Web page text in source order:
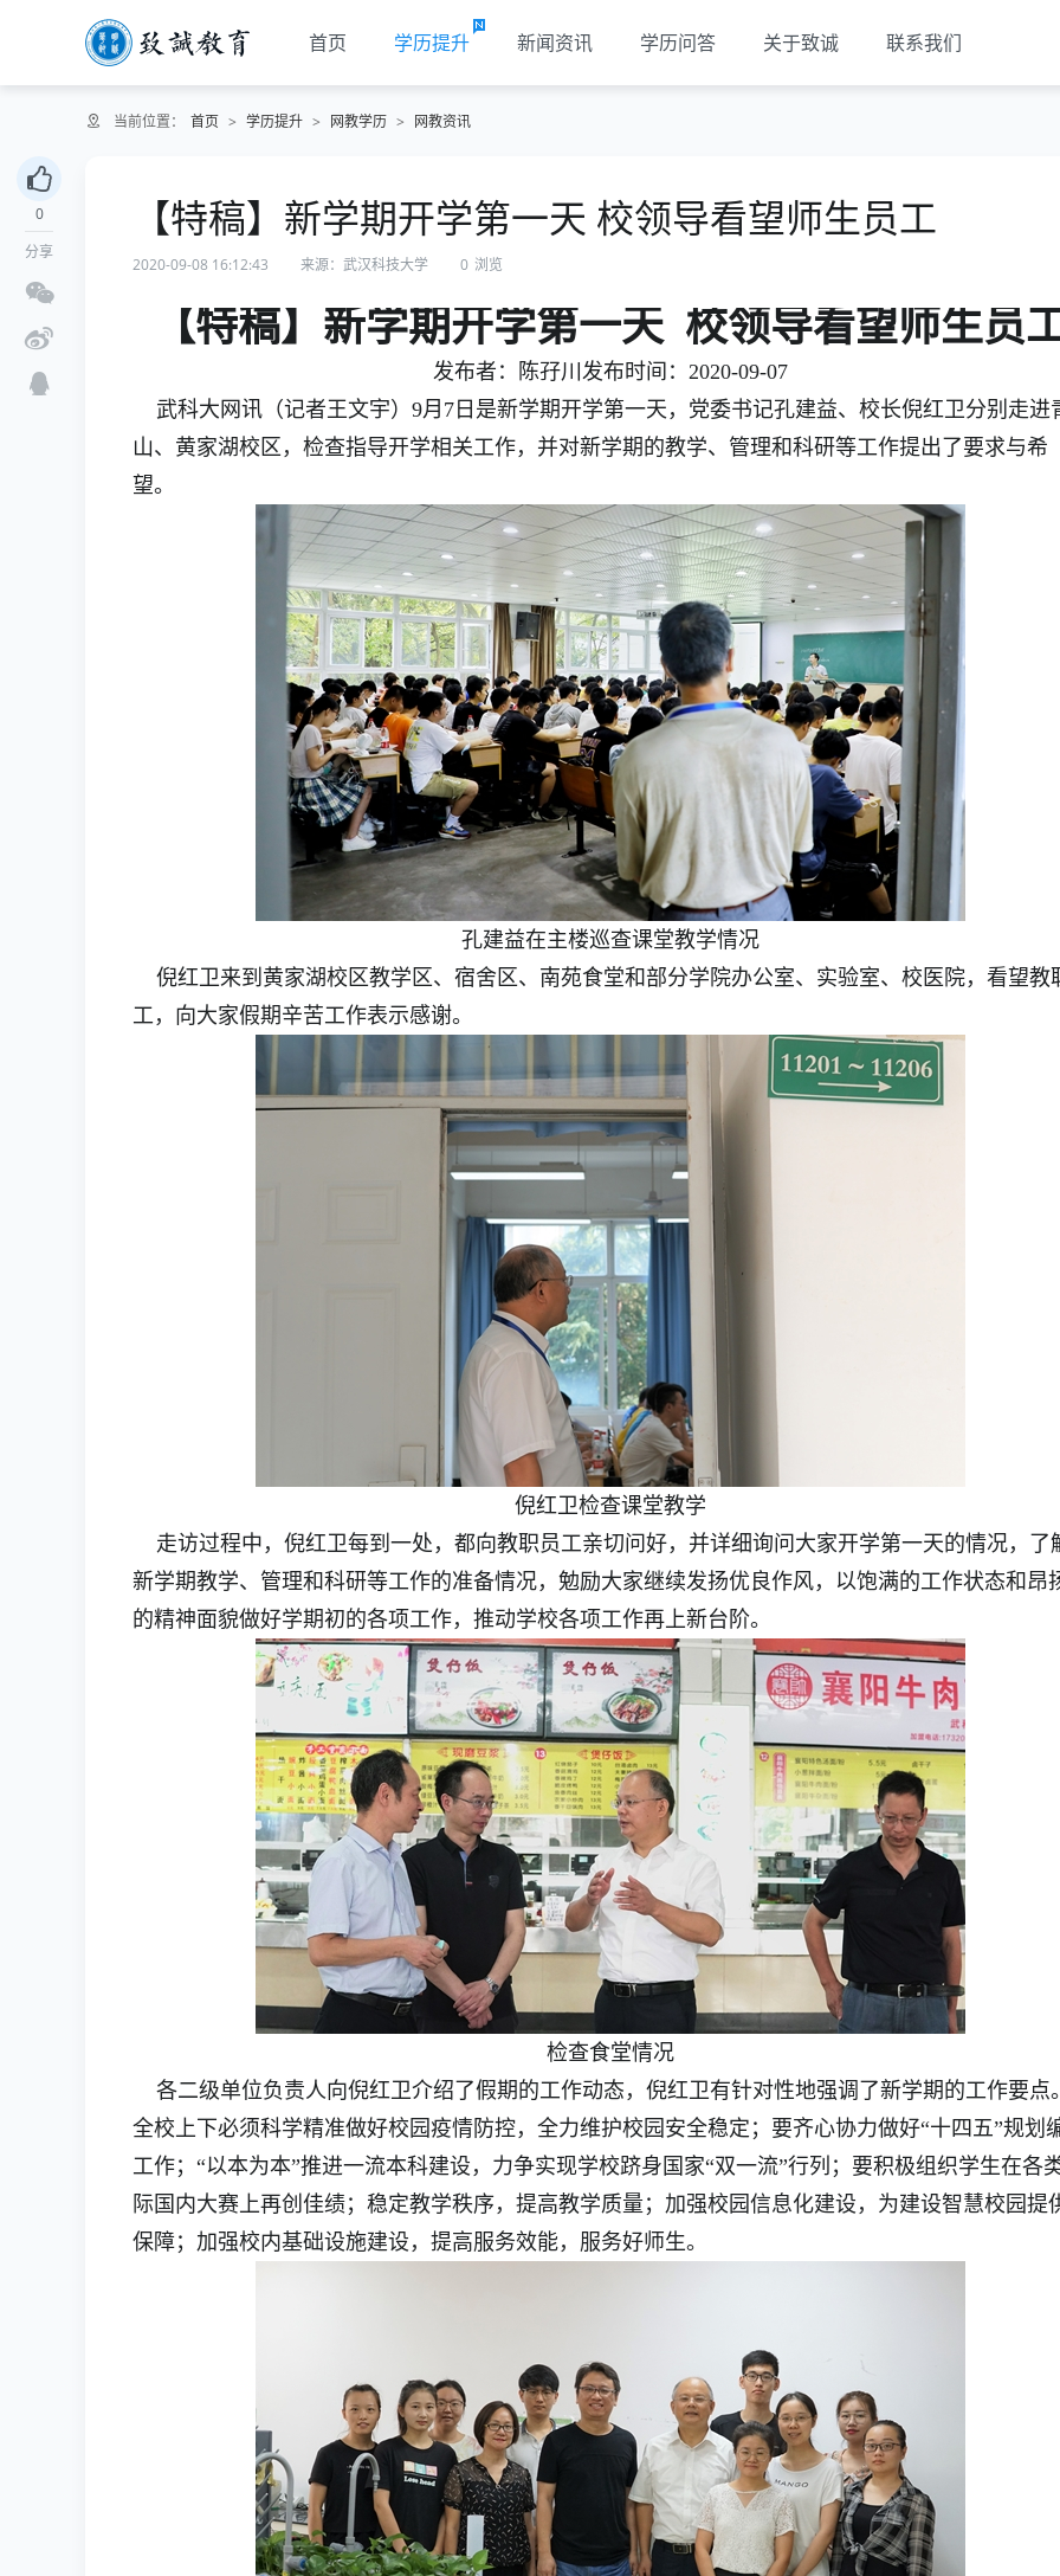
首页 学历提升 新闻资讯 学历问答 关于致诚 联系我们
当前位置： 首页 > 学历提升 > 网教学历 > 网教资讯
0
分享
【特稿】新学期开学第一天 校领导看望师生员工
2020-09-08 16:12:43 来源：武汉科技大学 0 浏览
【特稿】新学期开学第一天 校领导看望师生员
发布者：陈孖川发布时间：2020-09-07
武科大网讯（记者王文宇）9月7日是新学期开学第一天，党委书记孔建益、校长倪红卫分别走进
山、黄家湖校区，检查指导开学相关工作，并对新学期的教学、管理和科研等工作提出了要求与希
望。
孔建益在主楼巡查课堂教学情况
倪红卫来到黄家湖校区教学区、宿舍区、南苑食堂和部分学院办公室、实验室、校医院，看望教
工，向大家假期辛苦工作表示感谢。
倪红卫检查课堂教学
走访过程中，倪红卫每到一处，都向教职员工亲切问好，并详细询问大家开学第一天的情况，了
新学期教学、管理和科研等工作的准备情况，勉励大家继续发扬优良作风，以饱满的工作状态和昂
的精神面貌做好学期初的各项工作，推动学校各项工作再上新台阶。
检查食堂情况
各二级单位负责人向倪红卫介绍了假期的工作动态，倪红卫有针对性地强调了新学期的工作要点
全校上下必须科学精准做好校园疫情防控，全力维护校园安全稳定；要齐心协力做好“十四五”规划
工作；“以本为本”推进一流本科建设，力争实现学校跻身国家“双一流”行列；要积极组织学生在各
际国内大赛上再创佳绩；稳定教学秩序，提高教学质量；加强校园信息化建设，为建设智慧校园提
保障；加强校内基础设施建设，提高服务效能，服务好师生。